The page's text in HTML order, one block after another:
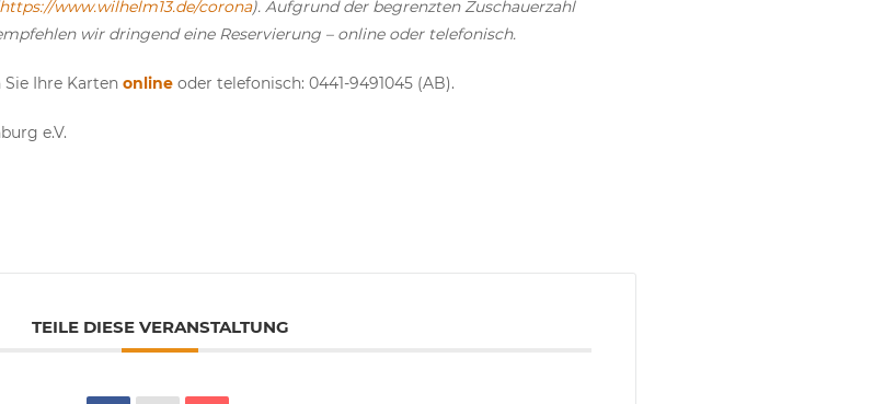
https://www.wilhelm13.de/corona). Aufgrund der begrenzten Zuschauerzahl
wir dringend eine Reservierung – online oder telefonisch.
Sie Ihre Karten online oder telefonisch: 0441-9491045 (AB).
e.V.
TEILE DIESE VERANSTALTUNG